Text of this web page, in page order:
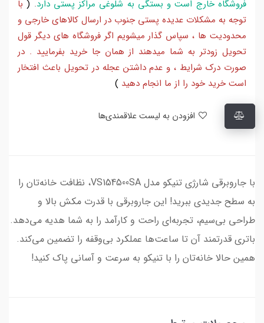
فروشگاه خارج است و بستگی به شلوغی مراکز پستی دارد.
(با
توجه به مشکلات عدیده پستی جنوب در ارسال کالاهای خارجی و
محدودیت ها ، سپاس گذار میشویم اگر فروشگاه های دیگر قول
تحویل زودتر به شما میدهند از همان جا خرید بفرمایید . در
صورت درک شرایط ، و عدم داشتن عجله در تحویل باعث افتخار
است خرید خود را از ما انجام دهید )
با جاروبرقی شارژی تنیکو مدل VS154500SA، نظافت خانه‌تان را
به سطح جدیدی ببرید! این جاروبرقی با قدرت مکش بالا و
طراحی بی‌سیم، تجربه‌ای راحت و کارآمد را به شما هدیه می‌دهد.
باتری قدرتمند آن تا ساعت‌ها عملکرد بی‌وقفه را تضمین می‌کند.
همین حالا خانه‌تان را با تنیکو به سرعت و آسانی پاک کنید!